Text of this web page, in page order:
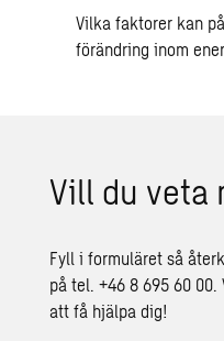
Vilka faktorer kan
förändring inom
Vill du veta
Fyll i formuläret så
på tel. +46 8 695 60
att få hjälpa dig!